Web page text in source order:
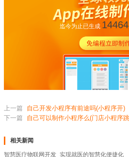
迄今为止已生成
上一篇
自己开发小程序有前途吗(小程序开)
下一篇
自己可以制作小程序么(门店小程序
相关新闻
智慧医疗物联网开发_实现就医的智慧化便捷化